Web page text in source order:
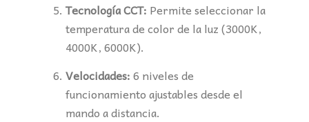
Tecnología CCT: Permite seleccionar la
temperatura de color de la luz (3000K,
4000K, 6000K).
Velocidades:6 niveles de
funcionamiento ajustables desde el
mando a distancia.